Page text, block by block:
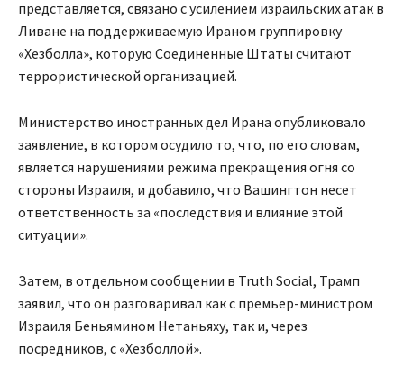
представляется, связано с усилением израильских атак в
Ливане на поддерживаемую Ираном группировку
«Хезболла», которую Соединенные Штаты считают
террористической организацией.
Министерство иностранных дел Ирана опубликовало
заявление, в котором осудило то, что, по его словам,
является нарушениями режима прекращения огня со
стороны Израиля, и добавило, что Вашингтон несет
ответственность за «последствия и влияние этой
ситуации».
Затем, в отдельном сообщении в Truth Social, Трамп
заявил, что он разговаривал как с премьер-министром
Израиля Беньямином Нетаньяху, так и, через
посредников, с «Хезболлой».